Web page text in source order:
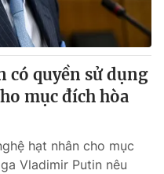
Việt Nam
điện tử số 483/GP-BTTTT
355 932
quyền sử dụng
mục đích hòa
hạt nhân cho mục
Vladimir Putin nêu